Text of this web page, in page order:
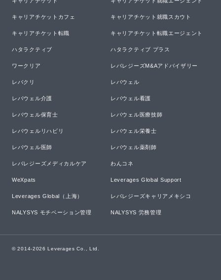
キャリアチケットカフェ キャリアチケット就職スカウト
キャリアチケット転職 キャリアチケット転職エージェント
ハタラクティブ ハタラクティブ プラス
ワークリア レバレジーズM&Aアドバイザリー
レバクリ レバウェル
レバウェル介護 レバウェル看護
レバウェル保育士 レバウェル医療技師
レバウェルリハビリ レバウェル栄養士
レバウェル医師 レバウェル薬剤師
レバレジーズメディカルケア わんコネ
WeXpats Leverages Global Support
Leverages Global（上海） レバレジーズキャリアメキシコ
NALYSYS モチベーション管理 NALYSYS 労務管理
© 2014-2026 Leverages Co., Ltd.